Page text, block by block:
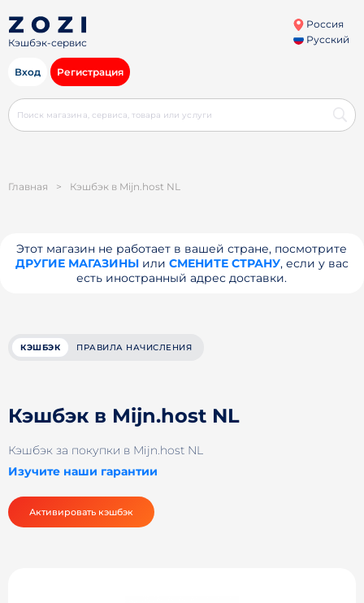
Кэшбэк-сервис
Россия
Русский
Вход Регистрация
Главная > Кэшбэк в Mijn.host NL
Этот магазин не работает в вашей стране, посмотрите
ДРУГИЕ МАГАЗИНЫили СМЕНИТЕ СТРАНУ, если у вас
есть иностранный адрес доставки.
КЭШБЭК ПРАВИЛА НАЧИСЛЕНИЯ
Кэшбэк в Mijn.host NL
Кэшбэк за покупки в Mijn.host NL
Изучите наши гарантии
Активировать кэшбэк